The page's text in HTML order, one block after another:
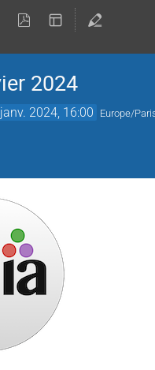
2024
2024, 16:00 Europe/